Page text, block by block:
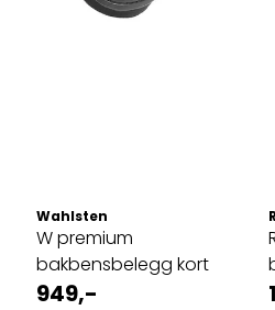
Wahlsten
W premium
bakbensbelegg kort
949,-